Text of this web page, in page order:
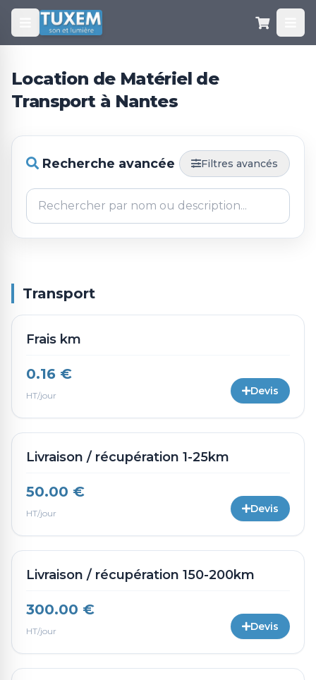
Location de Matériel de
Transport à Nantes
Recherche avancée Filtres avancés
Transport
Frais km
0.16 €
HT/jour Devis
Livraison / récupération 1-25km
50.00 €
HT/jour Devis
Livraison / récupération 150-200km
300.00 €
HT/jour Devis